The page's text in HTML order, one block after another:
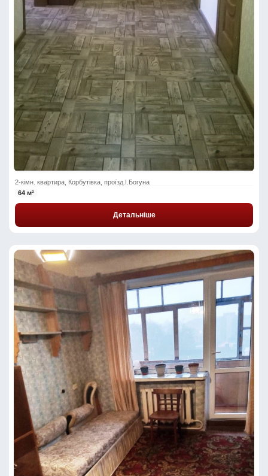
2-кімн. квартира, Корбутівка, проїзд.І.Богуна
64 м²
Детальніше